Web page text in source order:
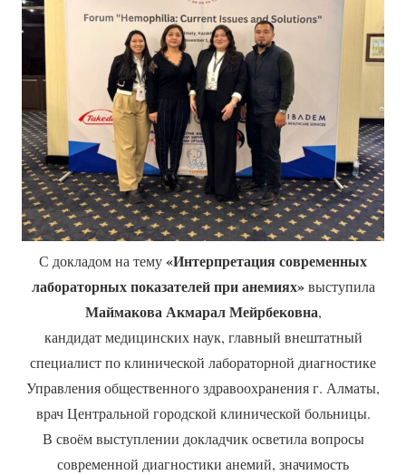
С докладом на тему«Интерпретация современных
лабораторных показателей при анемиях»выступила
Маймакова Акмарал Мейрбековна,
кандидат медицинских наук, главный внештатный
специалист по клинической лабораторной диагностике
Управления общественного здравоохранения г. Алматы,
врач Центральной городской клинической больницы.
В своём выступлении докладчик осветила вопросы
современной диагностики анемий, значимость